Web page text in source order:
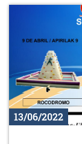
13/06/2022